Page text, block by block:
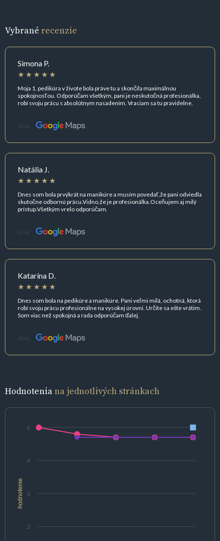
Vybrané recenzie
Simona P.
Moja 1. pedikúra v živote bola práve tu a skončila maximálnou
spokojnosťou. Odporúčam všetkým, pani je neskutočná profesionálka,
robí svoju prácu s absolútnym nasadením. Vraciam sa tu pravidelne.
Zdroj:
Natália J.
Dnes som bola prvýkrát na manikúre a musím povedať,že pani odviedla
skutočne odbornú prácu.Vidno,že je profesionálka.Oceňujem aj milý
prístup.Všetkÿm vrelo odporúčam.
Zdroj:
Katarína D.
Dnes som bola na pedikúre a manikúre. Pani veľmi milá, ochotná, ktorá
robí svoju prácu profesionálne na vysokej úrovni. Určite sa ešte vrátim.
Som viac než spokojná a rada odporúčam ďalej.
Zdroj:
Hodnoteniana jednotlivých stránkach
hodnotenie
2
3
4
5